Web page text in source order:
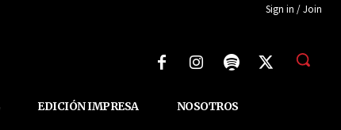
Sign in / Join
EDICIÓN IMPRESA NOSOTROS